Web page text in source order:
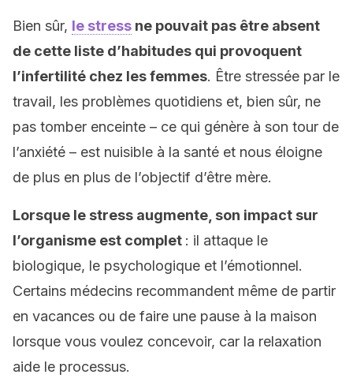
Bien sûr, le stress ne pouvait pas être absent
de cette liste d’habitudes qui provoquent
l’infertilité chez les femmes. Être stressée par le
travail, les problèmes quotidiens et, bien sûr, ne
pas tomber enceinte – ce qui génère à son tour de
l’anxiété – est nuisible à la santé et nous éloigne
de plus en plus de l’objectif d’être mère.
Lorsque le stress augmente, son impact sur
l’organisme est complet : il attaque le
biologique, le psychologique et l’émotionnel.
Certains médecins recommandent même de partir
en vacances ou de faire une pause à la maison
lorsque vous voulez concevoir, car la relaxation
aide le processus.